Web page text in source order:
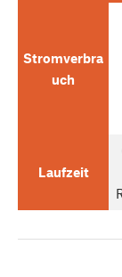
Stromverbra
uch
Laufzeit